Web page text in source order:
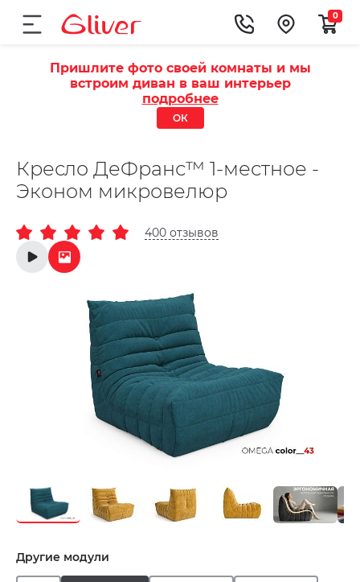
0
Пришлите фото своей комнаты и мы
встроим диван в ваш интерьер
подробнее
ОК
Кресло ДеФранс™️ 1-местное -
Эконом микровелюр
400 отзывов
Другие модули